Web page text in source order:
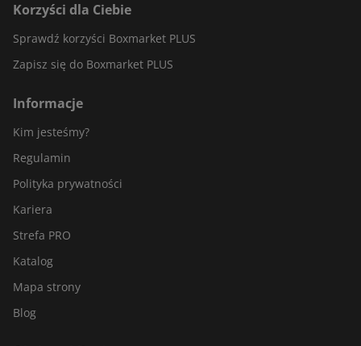
Korzyści dla Ciebie
Sprawdź korzyści Boxmarket PLUS
Zapisz się do Boxmarket PLUS
Informacje
Kim jesteśmy?
Regulamin
Polityka prywatności
Kariera
Strefa PRO
Katalog
Mapa strony
Blog